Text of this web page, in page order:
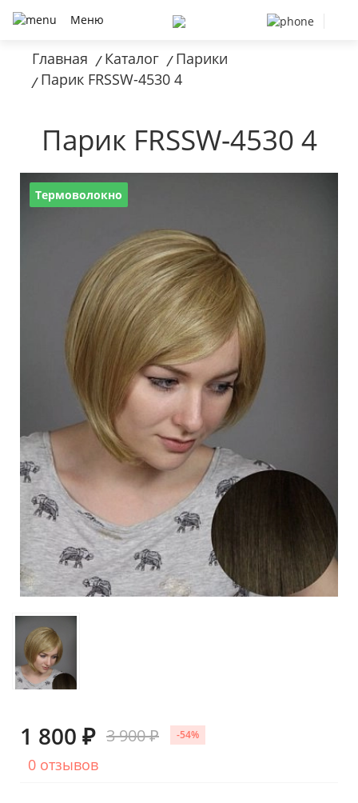
Меню
Главная / Каталог / Парики
/ Парик FRSSW-4530 4
Парик FRSSW-4530 4
Термоволокно
1 800 ₽ 3 900 ₽ -54%
0 отзывов